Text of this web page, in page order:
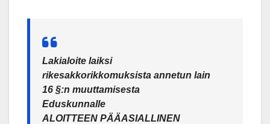
Lakialoite laiksi
rikesakkorikkomuksista annetun lain
16 §:n muuttamisesta
Eduskunnalle
ALOITTEEN PÄÄASIALLINEN